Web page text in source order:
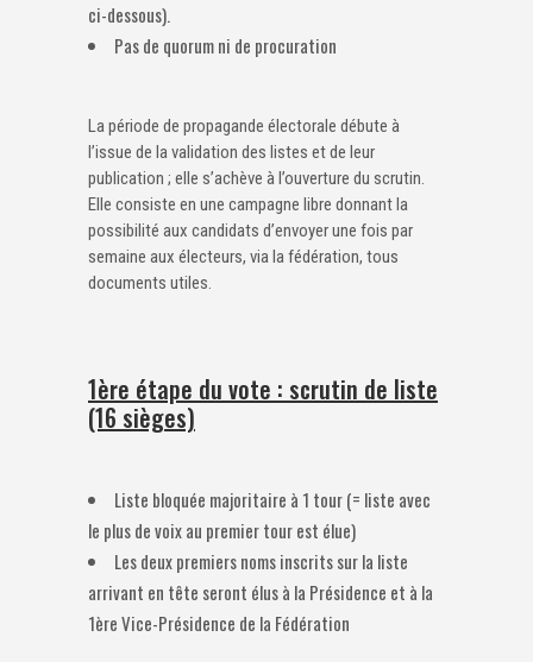
ci-dessous).
Pas de quorum ni de procuration
La période de propagande électorale débute à
l’issue de la validation des listes et de leur
publication ; elle s’achève à l’ouverture du scrutin.
Elle consiste en une campagne libre donnant la
possibilité aux candidats d’envoyer une fois par
semaine aux électeurs, via la fédération, tous
documents utiles.
1ère étape du vote : scrutin de liste
(16 sièges)
Liste bloquée majoritaire à 1 tour (= liste avec
le plus de voix au premier tour est élue)
Les deux premiers noms inscrits sur la liste
arrivant en tête seront élus à la Présidence et à la
1ère Vice-Présidence de la Fédération